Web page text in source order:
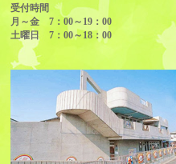
受付時間
月～金 7：00～19：00
土曜日 7：00～18：00